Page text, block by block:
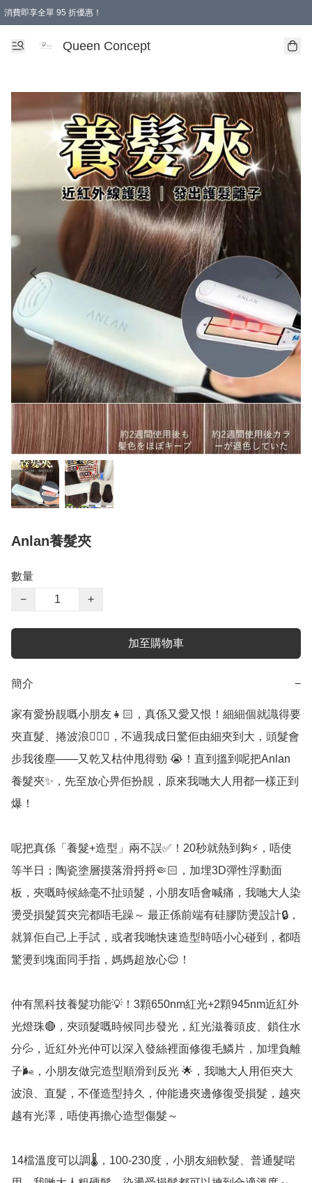
消費即享全單 95 折優惠！
Queen Concept
Anlan養髮夾
數量
−
+
加至購物車
簡介 −
家有愛扮靚嘅小朋友👧🏻，真係又愛又恨！細細個就識得要
夾直髮、捲波浪💇🏻‍♀️，不過我成日驚佢由細夾到大，頭髮會
步我後塵——又乾又枯仲甩得勁 😭！直到搵到呢把Anlan
養髮夾✨，先至放心畀佢扮靚，原來我哋大人用都一樣正到
爆！
呢把真係「養髮+造型」兩不誤✅！20秒就熱到夠⚡，唔使
等半日；陶瓷塗層摸落滑捋捋🤏🏻，加埋3D彈性浮動面
板，夾嘅時候絲毫不扯頭髮，小朋友唔會喊痛，我哋大人染
燙受損髮質夾完都唔毛躁～ 最正係前端有硅膠防燙設計🔒，
就算佢自己上手試，或者我哋快速造型時唔小心碰到，都唔
驚燙到塊面同手指，媽媽超放心😌！
仲有黑科技養髮功能💡！3顆650nm紅光+2顆945nm近紅外
光燈珠🔴，夾頭髮嘅時候同步發光，紅光滋養頭皮、鎖住水
分💦，近紅外光仲可以深入發絲裡面修復毛鱗片，加埋負離
子🌬️，小朋友做完造型順滑到反光 🌟，我哋大人用佢夾大
波浪、直髮，不僅造型持久，仲能邊夾邊修復受損髮，越夾
越有光澤，唔使再擔心造型傷髮～
14檔溫度可以調🌡️，100-230度，小朋友細軟髮、普通髮啱